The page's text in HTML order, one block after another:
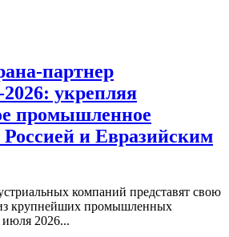
партнер
укрепляя
промышленное
Россией и Евразийским
компаний представят свою
крупнейших промышленных
июля 2026...